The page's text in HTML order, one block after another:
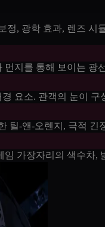
, 광학 효과, 렌즈
지를 통해 보이는 광
요소. 관객의 눈이
틸-앤-오렌지, 극적
임 가장자리의 색수차